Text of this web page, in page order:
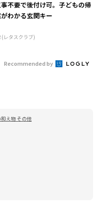
不要で後付け可。子どもの帰
わかる玄関キー
(レタスクラブ)
Recommended by
え物 その他